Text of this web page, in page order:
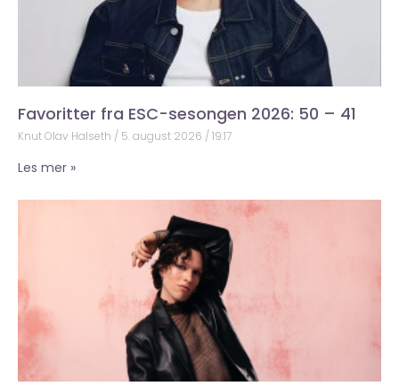
Favoritter fra ESC-sesongen 2026: 50 – 41
Knut Olav Halseth 5. august 2026 19:17
Les mer »